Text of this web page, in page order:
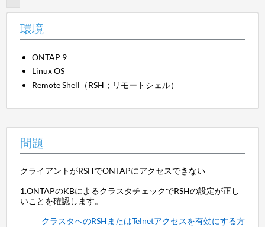
環境
ONTAP 9
Linux OS
Remote Shell（RSH；リモートシェル）
問題
クライアントがRSHでONTAPにアクセスできない
1.ONTAPのKBによるクラスタチェックでRSHの設定が正し
いことを確認します。
クラスタへのRSHまたはTelnetアクセスを有効にする方